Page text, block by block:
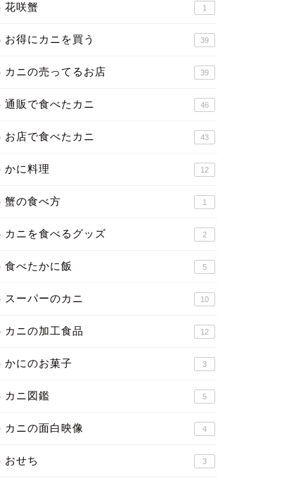
花咲蟹 1
お得にカニを買う 39
カニの売ってるお店 39
通販で食べたカニ 46
お店で食べたカニ 43
かに料理 12
蟹の食べ方 1
カニを食べるグッズ 2
食べたかに飯 5
スーパーのカニ 10
カニの加工食品 12
かにのお菓子 3
カニ図鑑 5
カニの面白映像 4
おせち 3